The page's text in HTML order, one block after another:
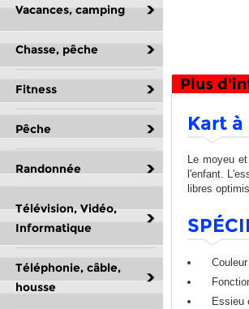
Vacances, camping
Chasse, pêche
Fitness
Pêche
Randonnée
Télévision, Vidéo,
Informatique
Téléphonie, câble,
housse
Plus
Kart à
Le moyeu
l'enfant.
libres
Essieu